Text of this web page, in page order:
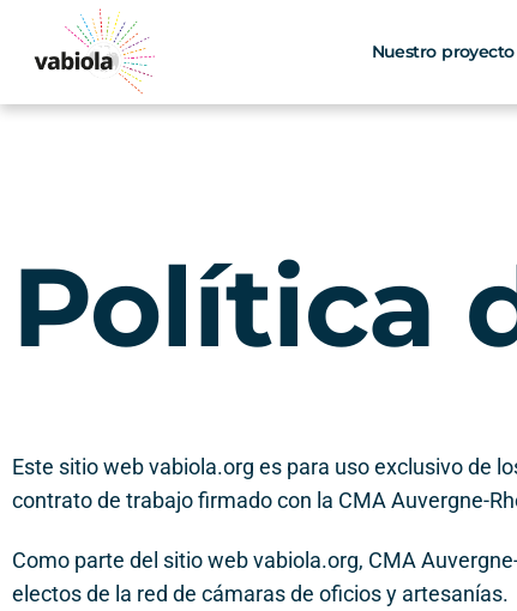
Nuestro proyecto
Política
Este sitio web vabiola.org es para uso exclusivo de
contrato de trabajo firmado con la CMA Auvergne-
Como parte del sitio web vabiola.org, CMA
electos de la red de cámaras de oficios y artesanías.